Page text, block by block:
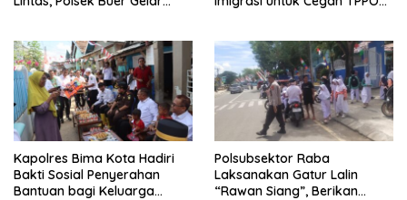
Kapolres Bima Kota Hadiri
Bakti Sosial Penyerahan
Bantuan bagi Keluarga
Polsubsektor Raba
Laksanakan Gatur Lalin
“Rawan Siang”, Berikan